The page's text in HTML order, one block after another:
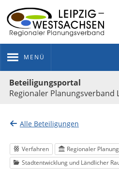
MENÜ
Beteiligungsportal
Regionaler Planungsverband
Alle Beteiligungen
Verfahren
Regionaler
Stadtentwicklung und Ländlicher